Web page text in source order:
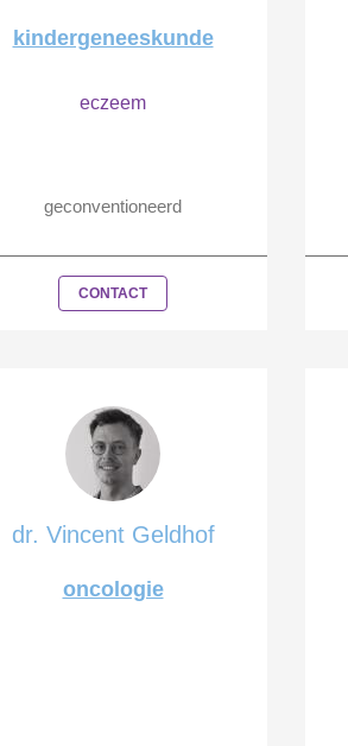
kindergeneeskunde
eczeem
geconventioneerd
CONTACT
dr. Vincent Geldhof
oncologie